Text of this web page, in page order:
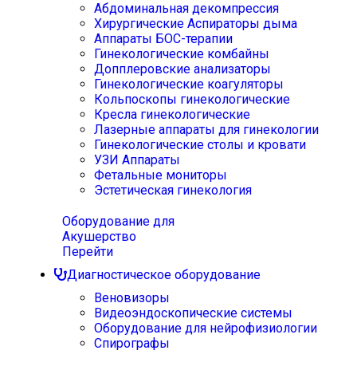
Абдоминальная декомпрессия
Хирургические Аспираторы дыма
Аппараты БОС-терапии
Гинекологические комбайны
Допплеровские анализаторы
Гинекологические коагуляторы
Кольпоскопы гинекологические
Кресла гинекологические
Лазерные аппараты для гинекологии
Гинекологические столы и кровати
УЗИ Аппараты
Фетальные мониторы
Эстетическая гинекология
Оборудование для
Акушерство
Перейти
Диагностическое оборудование
Веновизоры
Видеоэндоскопические системы
Оборудование для нейрофизиологии
Спирографы